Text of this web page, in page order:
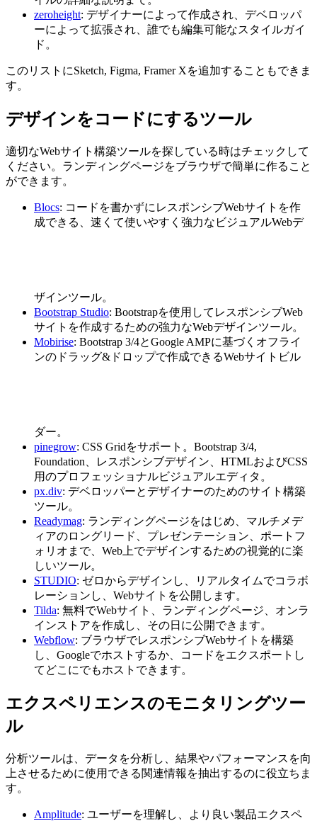
zeroheight: デザイナーによって作成され、デベロッパ
ーによって拡張され、誰でも編集可能なスタイルガイ
ド。
このリストにSketch, Figma, Framer Xを追加することもできま
す。
デザインをコードにするツール
適切なWebサイト構築ツールを探している時はチェックして
ください。ランディングページをブラウザで簡単に作ること
ができます。
Blocs: コードを書かずにレスポンシブWebサイトを作
成できる、速くて使いやすく強力なビジュアルWebデ
ザインツール。
Bootstrap Studio: Bootstrapを使用してレスポンシブWeb
サイトを作成するための強力なWebデザインツール。
Mobirise: Bootstrap 3/4とGoogle AMPに基づくオフライ
ンのドラッグ&ドロップで作成できるWebサイトビル
ダー。
pinegrow: CSS Gridをサポート。Bootstrap 3/4,
Foundation、レスポンシブデザイン、HTMLおよびCSS
用のプロフェッショナルビジュアルエディタ。
px.div: デベロッパーとデザイナーのためのサイト構築
ツール。
Readymag: ランディングページをはじめ、マルチメデ
ィアのロングリード、プレゼンテーション、ポートフ
ォリオまで、Web上でデザインするための視覚的に楽
しいツール。
STUDIO: ゼロからデザインし、リアルタイムでコラボ
レーションし、Webサイトを公開します。
Tilda: 無料でWebサイト、ランディングページ、オンラ
インストアを作成し、その日に公開できます。
Webflow: ブラウザでレスポンシブWebサイトを構築
し、Googleでホストするか、コードをエクスポートし
てどこにでもホストできます。
エクスペリエンスのモニタリングツー
ル
分析ツールは、データを分析し、結果やパフォーマンスを向
上させるために使用できる関連情報を抽出するのに役立ちま
す。
Amplitude: ユーザーを理解し、より良い製品エクスペ